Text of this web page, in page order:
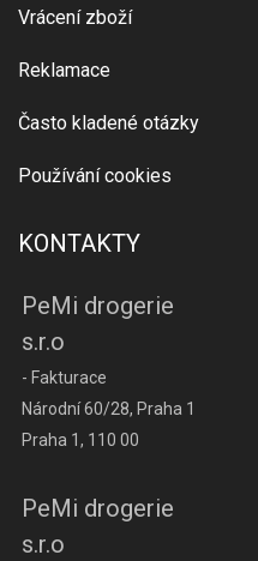
Vrácení zboží
Reklamace
Často kladené otázky
Používání cookies
KONTAKTY
PeMi drogerie
s.r.o
- Fakturace
Národní 60/28, Praha 1
Praha 1, 110 00
PeMi drogerie
s.r.o